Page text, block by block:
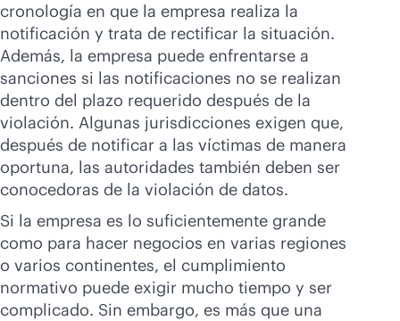
cronología en que la empresa realiza la
notificación y trata de rectificar la situación.
Además, la empresa puede enfrentarse a
sanciones si las notificaciones no se realizan
dentro del plazo requerido después de la
violación. Algunas jurisdicciones exigen que,
después de notificar a las víctimas de manera
oportuna, las autoridades también deben ser
conocedoras de la violación de datos.
Si la empresa es lo suficientemente grande
como para hacer negocios en varias regiones
o varios continentes, el cumplimiento
normativo puede exigir mucho tiempo y ser
complicado. Sin embargo, es más que una